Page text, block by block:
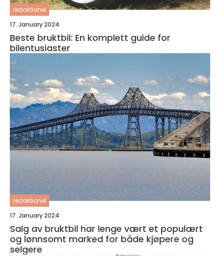
redaktionel
17. January 2024
Beste bruktbil: En komplett guide for
bilentusiaster
redaktionel
17. January 2024
Salg av bruktbil har lenge vært et populært
og lønnsomt marked for både kjøpere og
selgere